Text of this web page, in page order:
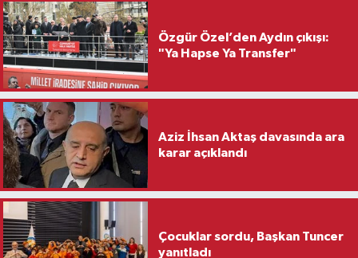
Özgür Özel’den Aydın çıkışı:
"Ya Hapse Ya Transfer"
Aziz İhsan Aktaş davasında ara
karar açıklandı
Çocuklar sordu, Başkan Tuncer
yanıtladı